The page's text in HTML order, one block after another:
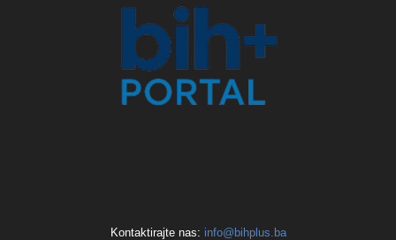
Kontaktirajte nas: info@bihplus.ba